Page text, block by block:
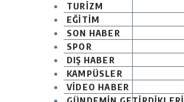
TURİZM
EĞİTİM
SON HABER
SPOR
DIŞ HABER
KAMPÜSLER
VİDEO HABER